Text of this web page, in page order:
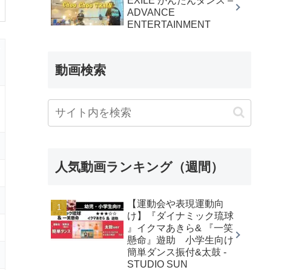
ADVANCE
ENTERTAINMENT
動画検索
人気動画ランキング（週間）
【運動会や表現運動向
け】『ダイナミック琉球
』イクマあきら& 『一笑
懸命』遊助 小学生向け
簡単ダンス振付&太鼓 -
STUDIO SUN